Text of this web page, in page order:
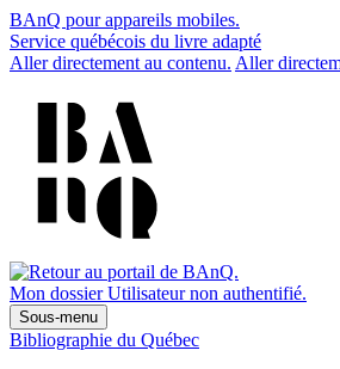
BAnQ pour appareils mobiles.
Service québécois du livre adapté
Aller directement au contenu. Aller
Mon dossier Utilisateur non authentifié.
Sous-menu
Bibliographie du Québec